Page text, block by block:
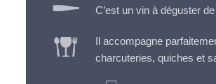
C’est un vin à déguster
Il accompagne
charcuteries, quiches et